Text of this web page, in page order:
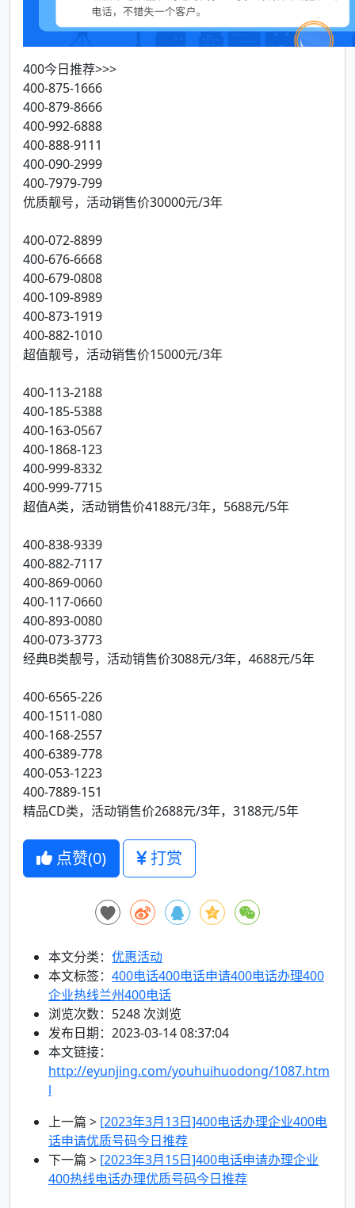
400今日推荐>>>
400-875-1666
400-879-8666
400-992-6888
400-888-9111
400-090-2999
400-7979-799
优质靓号，活动销售价30000元/3年
400-072-8899
400-676-6668
400-679-0808
400-109-8989
400-873-1919
400-882-1010
超值靓号，活动销售价15000元/3年
400-113-2188
400-185-5388
400-163-0567
400-1868-123
400-999-8332
400-999-7715
超值A类，活动销售价4188元/3年，5688元/5年
400-838-9339
400-882-7117
400-869-0060
400-117-0660
400-893-0080
400-073-3773
经典B类靓号，活动销售价3088元/3年，4688元/5年
400-6565-226
400-1511-080
400-168-2557
400-6389-778
400-053-1223
400-7889-151
精品CD类，活动销售价2688元/3年，3188元/5年
点赞(0) 打赏
本文分类： 优惠活动
本文标签： 400电话400电话申请400电话办理400
企业热线兰州400电话
浏览次数： 5248 次浏览
发布日期：2023-03-14 08:37:04
本文链接：
http://eyunjing.com/youhuihuodong/1087.htm
l
上一篇 > [2023年3月13日]400电话办理企业400电
话申请优质号码今日推荐
下一篇 > [2023年3月15日]400电话申请办理企业
400热线电话办理优质号码今日推荐